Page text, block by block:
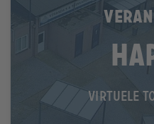
VIRTUELE